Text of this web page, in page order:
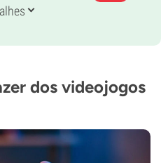
dos videojogos